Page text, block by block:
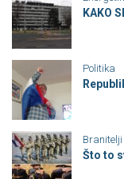
KAKO
Politika
Branitelji
Što to